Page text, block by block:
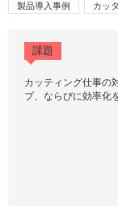
製品導入事例 カッ
課題
カッティング仕事の
プ、ならびに効率化